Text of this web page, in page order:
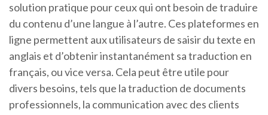
solution pratique pour ceux qui ont besoin de traduire
du contenu d’une langue à l’autre. Ces plateformes en
ligne permettent aux utilisateurs de saisir du texte en
anglais et d’obtenir instantanément sa traduction en
français, ou vice versa. Cela peut être utile pour
divers besoins, tels que la traduction de documents
professionnels, la communication avec des clients